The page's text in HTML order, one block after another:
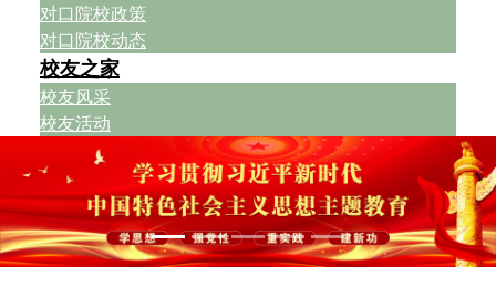
对口院校政策
对口院校动态
校友之家
校友风采
校友活动